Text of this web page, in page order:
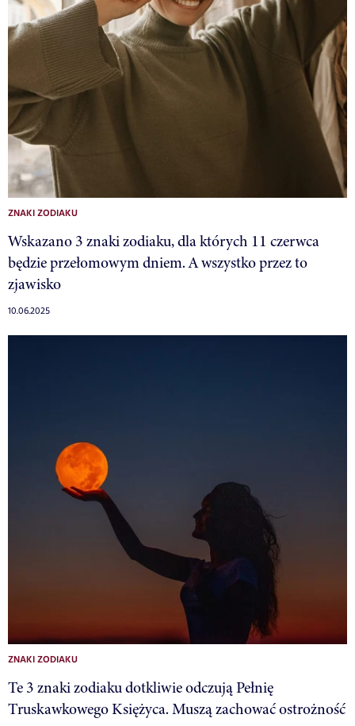
ZNAKI ZODIAKU
Wskazano 3 znaki zodiaku, dla których 11 czerwca
będzie przełomowym dniem. A wszystko przez to
zjawisko
10.06.2025
ZNAKI ZODIAKU
Te 3 znaki zodiaku dotkliwie odczują Pełnię
Truskawkowego Księżyca. Muszą zachować ostrożność